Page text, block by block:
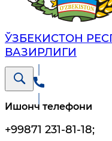
ЎЗБЕКИСТОН
ВАЗИРЛИГИ
Ишонч телефони
+99871 231-81-18;